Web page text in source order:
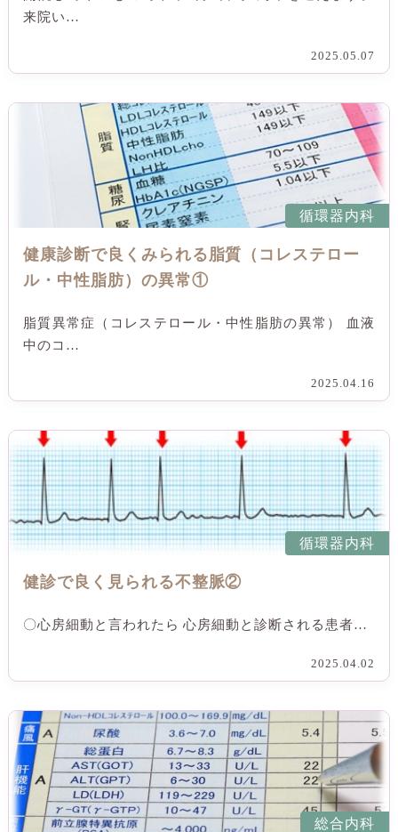
来院い…
2025.05.07
循環器内科
健康診断で良くみられる脂質（コレステロー
ル・中性脂肪）の異常①
脂質異常症（コレステロール・中性脂肪の異常） 血液
中のコ…
2025.04.16
循環器内科
健診で良く見られる不整脈②
〇心房細動と言われたら 心房細動と診断される患者…
2025.04.02
総合内科